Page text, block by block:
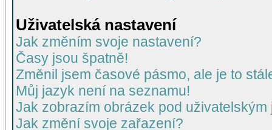
Uživatelská nastavení
Jak změním svoje nastavení?
Časy jsou špatně!
Změnil jsem časové pásmo, ale je to
Můj jazyk není na seznamu!
Jak zobrazím obrázek pod uživatelským
Jak změní svoje zařazení?